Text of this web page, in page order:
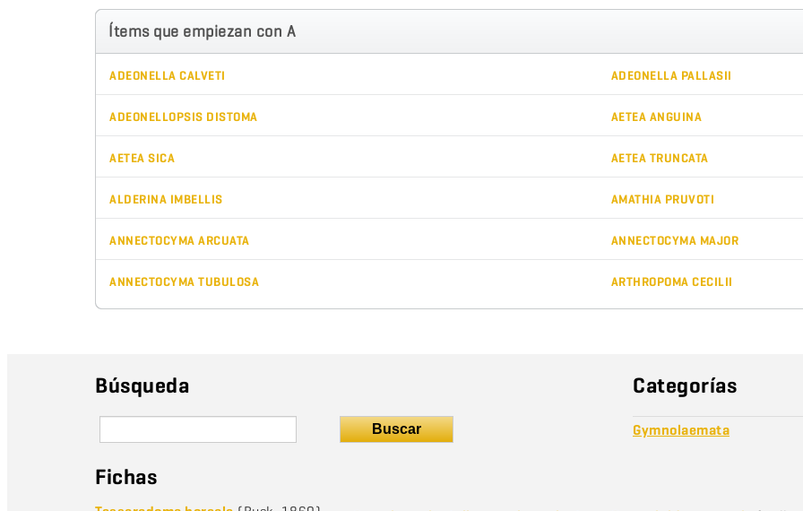
Ítems que empiezan con A
ADEONELLA CALVETI ADEONELLA PALLASII
ADEONELLOPSIS DISTOMA AETEA ANGUINA
AETEA SICA AETEA TRUNCATA
ALDERINA IMBELLIS AMATHIA PRUVOTI
ANNECTOCYMA ARCUATA ANNECTOCYMA MAJOR
ANNECTOCYMA TUBULOSA ARTHROPOMA CECILII
Búsqueda
Buscar
Categorías
Gymnolaemata
Fichas